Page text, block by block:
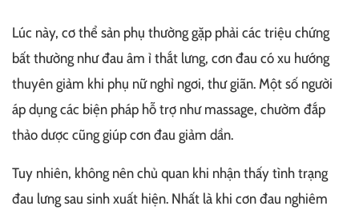
Lúc này, cơ thể sản phụ thường gặp phải các triệu chứng
bất thường như đau âm ỉ thắt lưng, cơn đau có xu hướng
thuyên giảm khi phụ nữ nghỉ ngơi, thư giãn. Một số người
áp dụng các biện pháp hỗ trợ như massage, chườm đắp
thảo dược cũng giúp cơn đau giảm dần.
Tuy nhiên, không nên chủ quan khi nhận thấy tình trạng
đau lưng sau sinh xuất hiện. Nhất là khi cơn đau nghiêm